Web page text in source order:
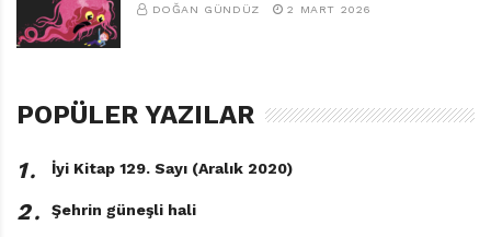
DOĞAN GÜNDÜZ 2 MART 2026
POPÜLER YAZILAR
1․ İyi Kitap 129. Sayı (Aralık 2020)
2․ Şehrin güneşli hali